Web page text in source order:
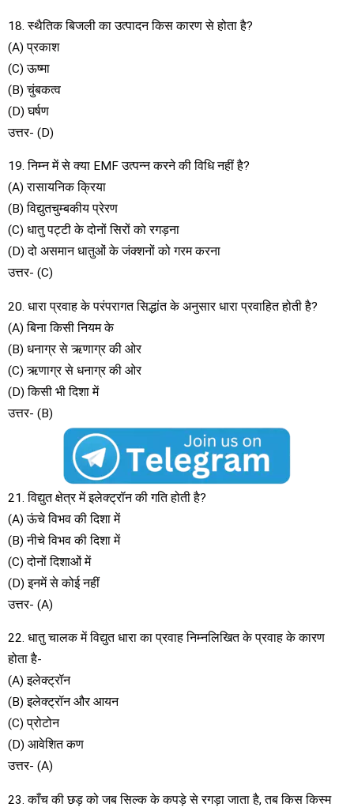
18. स्थैतिक बिजली का उत्पादन किस कारण से होता है?
(A) प्रकाश
(C) ऊष्मा
(B) चुंबकत्व
(D) घर्षण
उत्तर- (D)
19. निम्न में से क्या EMF उत्पन्न करने की विधि नहीं है?
(A) रासायनिक क्रिया
(B) विद्युतचुम्बकीय प्रेरण
(C) धातु पट्टी के दोनों सिरों को रगड़ना
(D) दो असमान धातुओं के जंक्शनों को गरम करना
उत्तर- (C)
20. धारा प्रवाह के परंपरागत सिद्धांत के अनुसार धारा प्रवाहित होती है?
(A) बिना किसी नियम के
(B) धनाग्र से ऋणाग्र की ओर
(C) ऋणाग्र से धनाग्र की ओर
(D) किसी भी दिशा में
उत्तर- (B)
21. विद्युत क्षेत्र में इलेक्ट्रॉन की गति होती है?
(A) ऊंचे विभव की दिशा में
(B) नीचे विभव की दिशा में
(C) दोनों दिशाओं में
(D) इनमें से कोई नहीं
उत्तर- (A)
22. धातु चालक में विद्युत धारा का प्रवाह निम्नलिखित के प्रवाह के कारण
होता है-
(A) इलेक्ट्रॉन
(B) इलेक्ट्रॉन और आयन
(C) प्रोटोन
(D) आवेशित कण
उत्तर- (A)
23. काँच की छड़ को जब सिल्क के कपड़े से रगड़ा जाता है, तब किस किस्म